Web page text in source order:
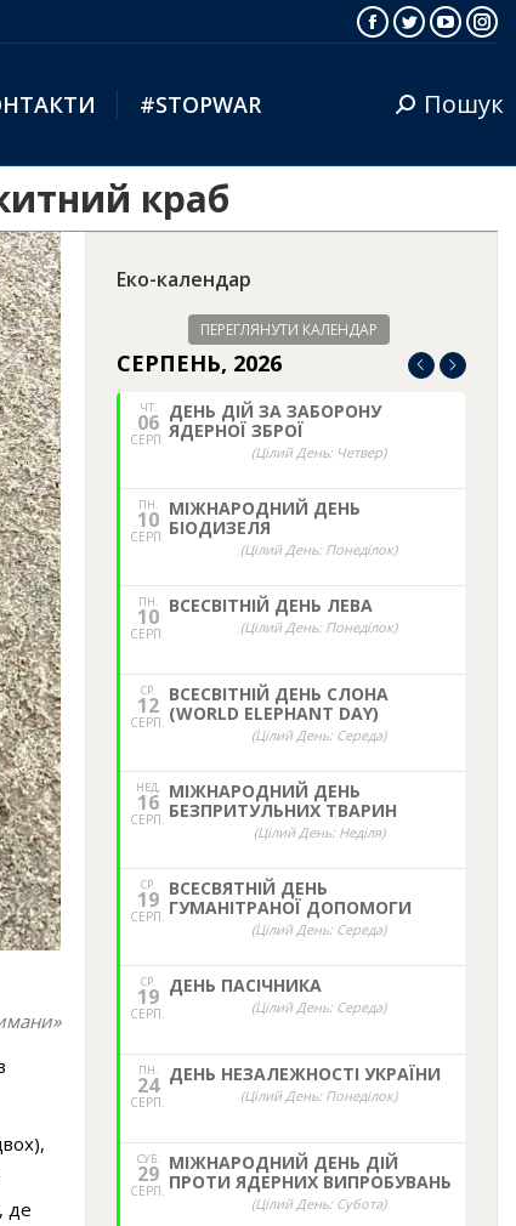
Facebook
Twitter
#STOPWAR Search:Пошук
краб
де
Еко-календар
ПЕРЕГЛЯНУТИ КАЛЕНДАР
СЕРПЕНЬ, 2026
ЧТ.
06
СЕРП.
ДЕНЬ ДІЙ ЗА ЗАБОРОНУ
ЯДЕРНОЇ ЗБРОЇ
(Цілий День: Четвер)
ПН.
10
СЕРП.
МІЖНАРОДНИЙ ДЕНЬ
БІОДИЗЕЛЯ
(Цілий День: Понеділок)
ПН.
10
СЕРП.
ВСЕСВІТНІЙ ДЕНЬ ЛЕВА
(Цілий День: Понеділок)
СР.
12
СЕРП.
ВСЕСВІТНІЙ ДЕНЬ СЛОНА
(WORLD ELEPHANT DAY)
(Цілий День: Середа)
НЕД,
16
СЕРП.
МІЖНАРОДНИЙ ДЕНЬ
БЕЗПРИТУЛЬНИХ ТВАРИН
(Цілий День: Неділя)
СР.
19
СЕРП.
ВСЕСВЯТНІЙ ДЕНЬ
ГУМАНІТРАНОЇ ДОПОМОГИ
(Цілий День: Середа)
СР.
19
СЕРП.
ДЕНЬ ПАСІЧНИКА
(Цілий День: Середа)
ПН.
24
СЕРП.
ДЕНЬ НЕЗАЛЕЖНОСТІ УКРАЇНИ
(Цілий День: Понеділок)
СУБ.
29
СЕРП.
МІЖНАРОДНИЙ ДЕНЬ ДІЙ
ПРОТИ ЯДЕРНИХ ВИПРОБУВАНЬ
(Цілий День: Субота)